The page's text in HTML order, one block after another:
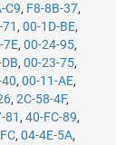
C9, F8-8B-37,
, 00-1D-BE,
7E, 00-24-95,
, 00-23-75,
, 00-11-AE,
, 2C-58-4F,
81 , 40-FC-89,
, 04-4E-5A,